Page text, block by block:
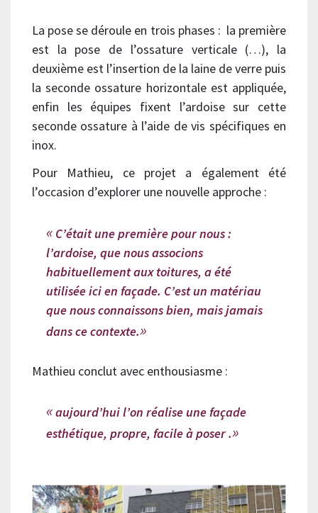
La pose se déroule en trois phases : la première
est la pose de l’ossature verticale (…), la
deuxième est l’insertion de la laine de verre puis
la seconde ossature horizontale est appliquée,
enfin les équipes fixent l’ardoise sur cette
seconde ossature à l’aide de vis spécifiques en
inox.
Pour Mathieu, ce projet a également été
l’occasion d’explorer une nouvelle approche :
C’était une première pour nous :
l’ardoise, que nous associons
habituellement aux toitures, a été
utilisée ici en façade. C’est un matériau
que nous connaissons bien, mais jamais
dans ce contexte.
Mathieu conclut avec enthousiasme :
aujourd’hui l’on réalise une façade
esthétique, propre, facile à poser .